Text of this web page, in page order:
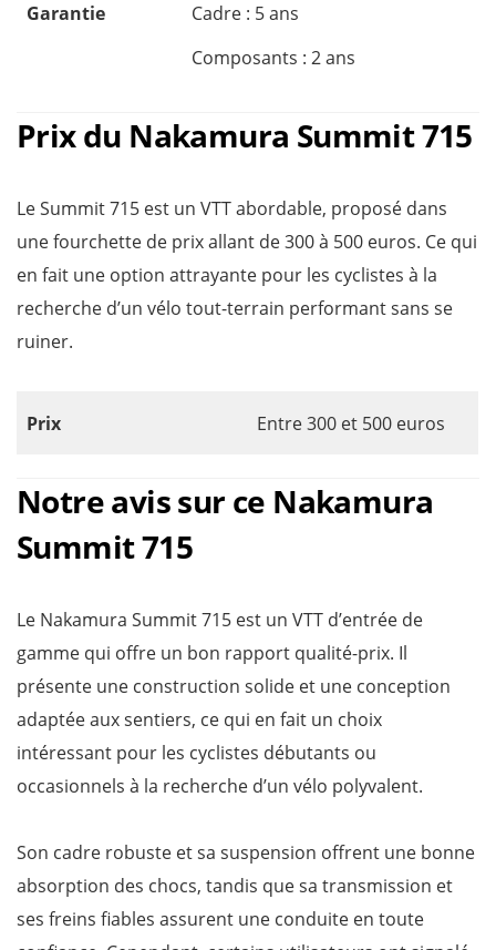
Garantie
Cadre : 5 ans
Composants : 2 ans
Prix du Nakamura Summit 715
Le Summit 715 est un VTT abordable, proposé dans
une fourchette de prix allant de 300 à 500 euros. Ce qui
en fait une option attrayante pour les cyclistes à la
recherche d’un vélo tout-terrain performant sans se
ruiner.
Prix Entre 300 et 500 euros
Notre avis sur ce Nakamura
Summit 715
Le Nakamura Summit 715 est un VTT d’entrée de
gamme qui offre un bon rapport qualité-prix. Il
présente une construction solide et une conception
adaptée aux sentiers, ce qui en fait un choix
intéressant pour les cyclistes débutants ou
occasionnels à la recherche d’un vélo polyvalent.
Son cadre robuste et sa suspension offrent une bonne
absorption des chocs, tandis que sa transmission et
ses freins fiables assurent une conduite en toute